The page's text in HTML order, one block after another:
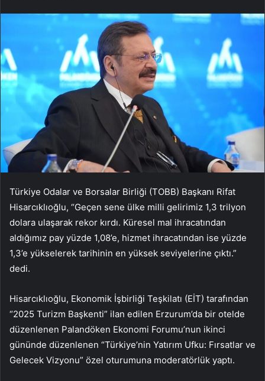
Türkiye Odalar ve Borsalar Birliği (TOBB) Başkanı Rifat
Hisarcıklıoğlu, “Geçen sene ülke milli gelirimiz 1,3 trilyon
dolara ulaşarak rekor kırdı. Küresel mal ihracatından
aldığımız pay yüzde 1,08’e, hizmet ihracatından ise yüzde
1,3’e yükselerek tarihinin en yüksek seviyelerine çıktı.”
dedi.
Hisarcıklıoğlu, Ekonomik İşbirliği Teşkilatı (EİT) tarafından
“2025 Turizm Başkenti” ilan edilen Erzurum’da bir otelde
düzenlenen Palandöken Ekonomi Forumu’nun ikinci
gününde düzenlenen “Türkiye’nin Yatırım Ufku: Fırsatlar ve
Gelecek Vizyonu” özel oturumuna moderatörlük yaptı.